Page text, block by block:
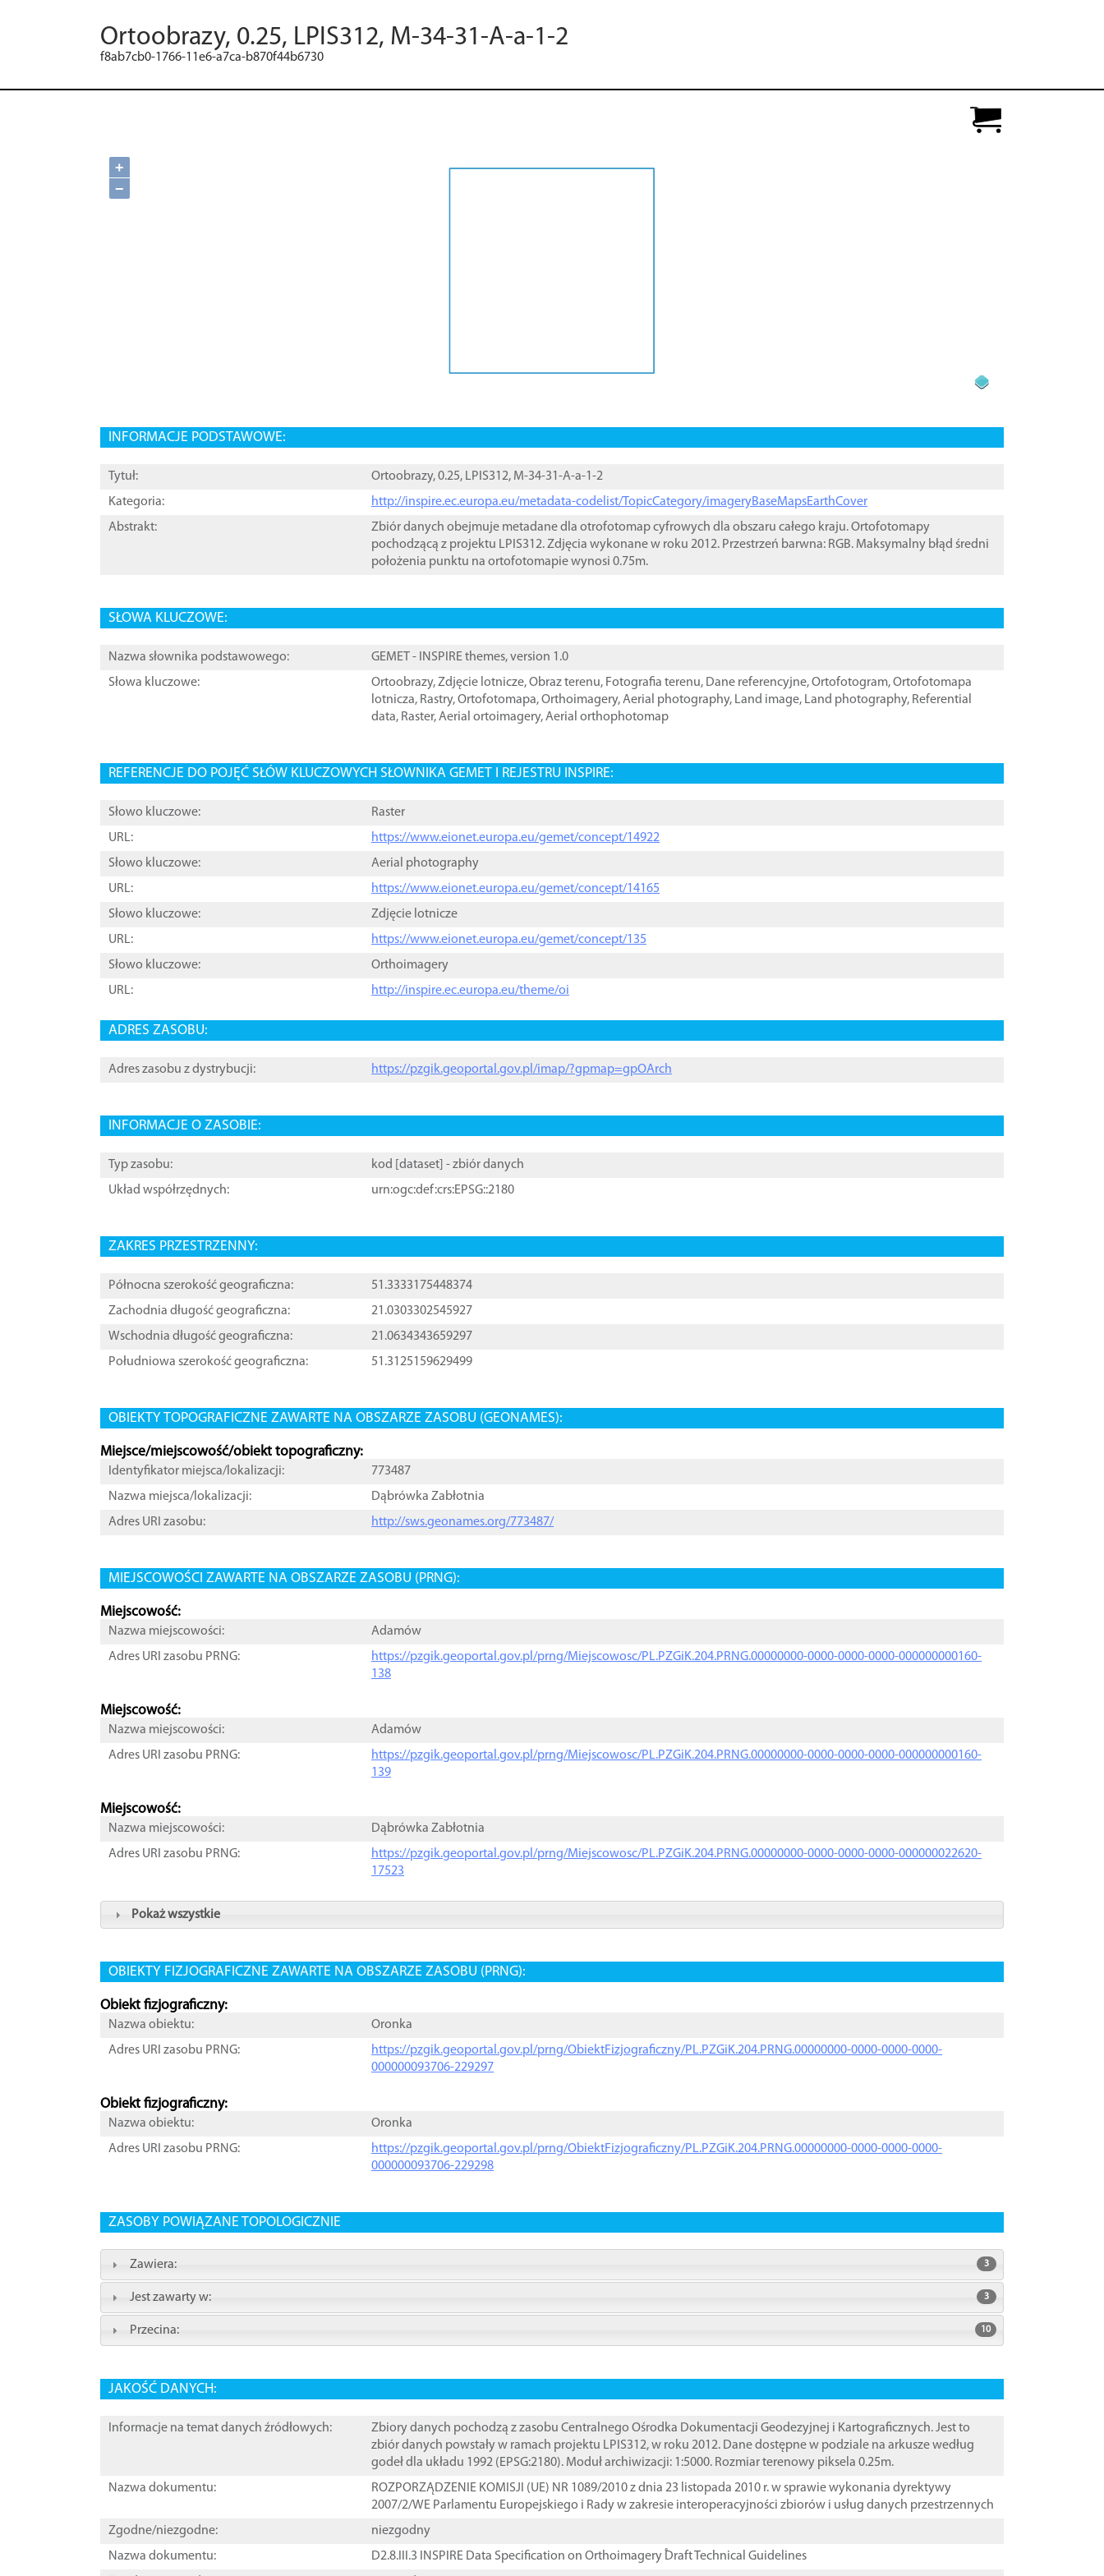
Ortoobrazy, 0.25, LPIS312, M-34-31-A-a-1-2
f8ab7cb0-1766-11e6-a7ca-b870f44b6730
+
−
INFORMACJE PODSTAWOWE:
Tytuł:
Ortoobrazy, 0.25, LPIS312, M-34-31-A-a-1-2
Kategoria:
http://inspire.ec.europa.eu/metadata-codelist/TopicCategory/imageryBaseMapsEarthCover
Abstrakt:
Zbiór danych obejmuje metadane dla otrofotomap cyfrowych dla obszaru całego kraju. Ortofotomapy
pochodzącą z projektu LPIS312. Zdjęcia wykonane w roku 2012. Przestrzeń barwna: RGB. Maksymalny błąd średni
położenia punktu na ortofotomapie wynosi 0.75m.
SŁOWA KLUCZOWE:
Nazwa słownika podstawowego:
GEMET - INSPIRE themes, version 1.0
Słowa kluczowe:
Ortoobrazy,Zdjęcie lotnicze,Obraz terenu, Fotografia terenu, Dane referencyjne,Ortofotogram,Ortofotomapa
lotnicza, Rastry,Ortofotomapa,Orthoimagery,Aerial photography, Land image, Land photography, Referential
data, Raster,Aerial ortoimagery,Aerial orthophotomap
REFERENCJE DO POJĘĆ SŁÓW KLUCZOWYCH SŁOWNIKA GEMET I REJESTRU INSPIRE:
Słowo kluczowe:
Raster
URL:
https://www.eionet.europa.eu/gemet/concept/14922
Słowo kluczowe:
Aerial photography
URL:
https://www.eionet.europa.eu/gemet/concept/14165
Słowo kluczowe:
Zdjęcie lotnicze
URL:
https://www.eionet.europa.eu/gemet/concept/135
Słowo kluczowe:
Orthoimagery
URL:
http://inspire.ec.europa.eu/theme/oi
ADRES ZASOBU:
Adres zasobu z dystrybucji: https://pzgik.geoportal.gov.pl/imap/?gpmap=gpOArch
INFORMACJE O ZASOBIE:
Typ zasobu: kod [ dataset ] - zbiór danych
Układ współrzędnych:
urn:ogc:def:crs:EPSG::2180
ZAKRES PRZESTRZENNY:
Północna szerokość geograficzna:
51.3333175448374
Zachodnia długość geograficzna:
21.0303302545927
Wschodnia długość geograficzna:
21.0634343659297
Południowa szerokość geograficzna:
51.3125159629499
OBIEKTY TOPOGRAFICZNE ZAWARTE NA OBSZARZE ZASOBU (GEONAMES):
Miejsce/miejscowość/obiekt topograficzny:
Identyfikator miejsca/lokalizacji:
773487
Nazwa miejsca/lokalizacji:
Dąbrówka Zabłotnia
Adres URI zasobu:
http://sws.geonames.org/773487/
MIEJSCOWOŚCI ZAWARTE NA OBSZARZE ZASOBU (PRNG):
Miejscowość:
Nazwa miejscowości:
Adamów
Adres URI zasobu PRNG:
https://pzgik.geoportal.gov.pl/prng/Miejscowosc/PL.PZGiK.204.PRNG.00000000-0000-0000-0000-000000000160-
138
Miejscowość:
Nazwa miejscowości:
Adamów
Adres URI zasobu PRNG:
https://pzgik.geoportal.gov.pl/prng/Miejscowosc/PL.PZGiK.204.PRNG.00000000-0000-0000-0000-000000000160-
139
Miejscowość:
Nazwa miejscowości:
Dąbrówka Zabłotnia
Adres URI zasobu PRNG:
https://pzgik.geoportal.gov.pl/prng/Miejscowosc/PL.PZGiK.204.PRNG.00000000-0000-0000-0000-000000022620-
17523
Pokaż wszystkie
OBIEKTY FIZJOGRAFICZNE ZAWARTE NA OBSZARZE ZASOBU (PRNG):
Obiekt fizjograficzny:
Nazwa obiektu:
Oronka
Adres URI zasobu PRNG:
https://pzgik.geoportal.gov.pl/prng/ObiektFizjograficzny/PL.PZGiK.204.PRNG.00000000-0000-0000-0000-
000000093706-229297
Obiekt fizjograficzny:
Nazwa obiektu:
Oronka
Adres URI zasobu PRNG:
https://pzgik.geoportal.gov.pl/prng/ObiektFizjograficzny/PL.PZGiK.204.PRNG.00000000-0000-0000-0000-
000000093706-229298
ZASOBY POWIĄZANE TOPOLOGICZNIE
Zawiera: 3
Jest zawarty w: 3
Przecina: 10
JAKOŚĆ DANYCH:
Informacje na temat danych źródłowych:
Zbiory danych pochodzą z zasobu Centralnego Ośrodka Dokumentacji Geodezyjnej i Kartograficznych. Jest to
zbiór danych powstały w ramach projektu LPIS312, w roku 2012. Dane dostępne w podziale na arkusze według
godeł dla układu 1992 (EPSG:2180). Moduł archiwizacji: 1:5000. Rozmiar terenowy piksela 0.25m.
Nazwa dokumentu:
ROZPORZĄDZENIE KOMISJI (UE) NR 1089/2010 z dnia 23 listopada 2010 r. w sprawie wykonania dyrektywy
2007/2/WE Parlamentu Europejskiego i Rady w zakresie interoperacyjności zbiorów i usług danych przestrzennych
Zgodne/niezgodne:
niezgodny
Nazwa dokumentu:
D2.8.III.3 INSPIRE Data Specification on Orthoimagery ֠Draft Technical Guidelines